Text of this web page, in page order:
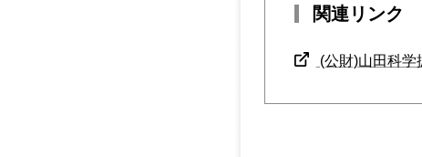
関連リンク
(公財)山田科学